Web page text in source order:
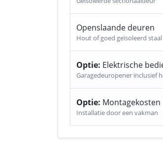
Openslaande deuren
Hout of goed geïsoleerd staal
Optie: Elektrische
Garagedeuropener inclusief
Optie: Montagekosten
Installatie door een vakman